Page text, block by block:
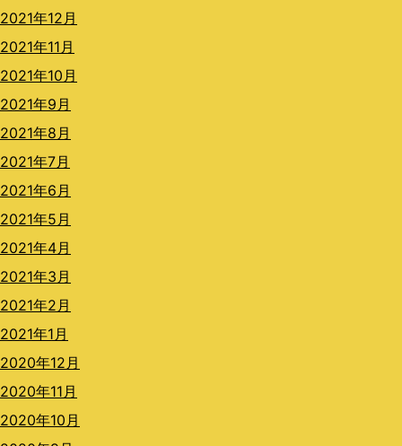
2021年12月
2021年11月
2021年10月
2021年9月
2021年8月
2021年7月
2021年6月
2021年5月
2021年4月
2021年3月
2021年2月
2021年1月
2020年12月
2020年11月
2020年10月